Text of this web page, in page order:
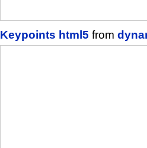
Keypoints html5 from